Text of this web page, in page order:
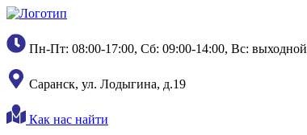
Пн-Пт: 08:00-17:00, Сб: 09:00-14:00, Вс: выходной
Саранск, ул. Лодыгина, д.19
Как нас найти